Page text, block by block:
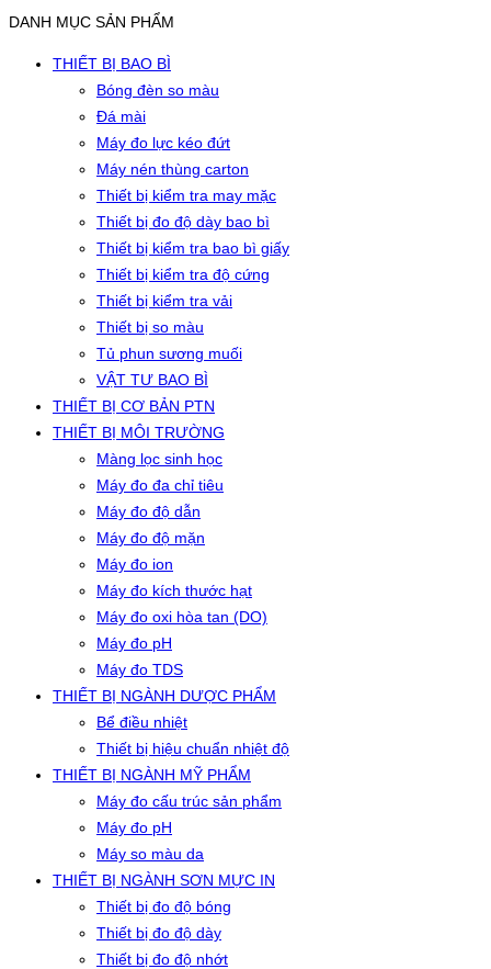
DANH MỤC SẢN PHẨM
THIẾT BỊ BAO BÌ
Bóng đèn so màu
Đá mài
Máy đo lực kéo đứt
Máy nén thùng carton
Thiết bị kiểm tra may mặc
Thiết bị đo độ dày bao bì
Thiết bị kiểm tra bao bì giấy
Thiết bị kiểm tra độ cứng
Thiết bị kiểm tra vải
Thiết bị so màu
Tủ phun sương muối
VẬT TƯ BAO BÌ
THIẾT BỊ CƠ BẢN PTN
THIẾT BỊ MÔI TRƯỜNG
Màng lọc sinh học
Máy đo đa chỉ tiêu
Máy đo độ dẫn
Máy đo độ mặn
Máy đo ion
Máy đo kích thước hạt
Máy đo oxi hòa tan (DO)
Máy đo pH
Máy đo TDS
THIẾT BỊ NGÀNH DƯỢC PHẨM
Bể điều nhiệt
Thiết bị hiệu chuẩn nhiệt độ
THIẾT BỊ NGÀNH MỸ PHẨM
Máy đo cấu trúc sản phẩm
Máy đo pH
Máy so màu da
THIẾT BỊ NGÀNH SƠN MỰC IN
Thiết bị đo độ bóng
Thiết bị đo độ dày
Thiết bị đo độ nhớt